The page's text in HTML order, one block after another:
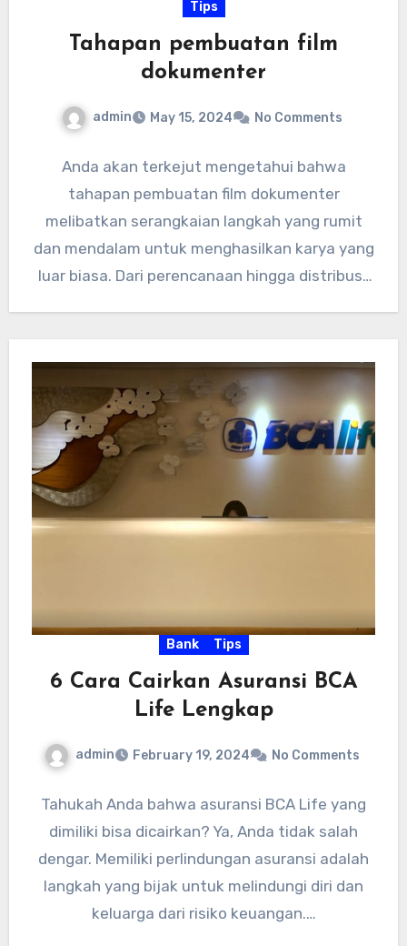
Tips
Tahapan pembuatan film
dokumenter
admin May 15, 2024 No Comments
Anda akan terkejut mengetahui bahwa
tahapan pembuatan film dokumenter
melibatkan serangkaian langkah yang rumit
dan mendalam untuk menghasilkan karya yang
luar biasa. Dari perencanaan hingga distribusi,
Bank Tips
6 Cara Cairkan Asuransi BCA
Life Lengkap
admin February 19, 2024 No Comments
Tahukah Anda bahwa asuransi BCA Life yang
dimiliki bisa dicairkan? Ya, Anda tidak salah
dengar. Memiliki perlindungan asuransi adalah
langkah yang bijak untuk melindungi diri dan
keluarga dari risiko keuangan.…